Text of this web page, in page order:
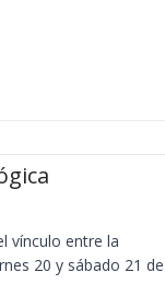
vínculo entre la
20 y sábado 21 de